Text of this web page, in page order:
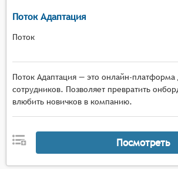
Поток Адаптация
Поток
Поток Адаптация — это онлайн-платформа
сотрудников. Позволяет превратить
влюбить новичков в компанию.
Посмотреть